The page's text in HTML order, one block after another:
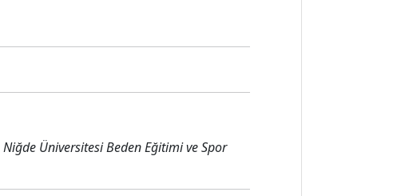
Niğde Üniversitesi Beden Eğitimi ve Spor